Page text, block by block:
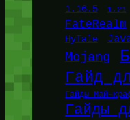
1.16.5 1.21
FateRealm
HyTale
Mojang
Гайд
Гайды
Гайды